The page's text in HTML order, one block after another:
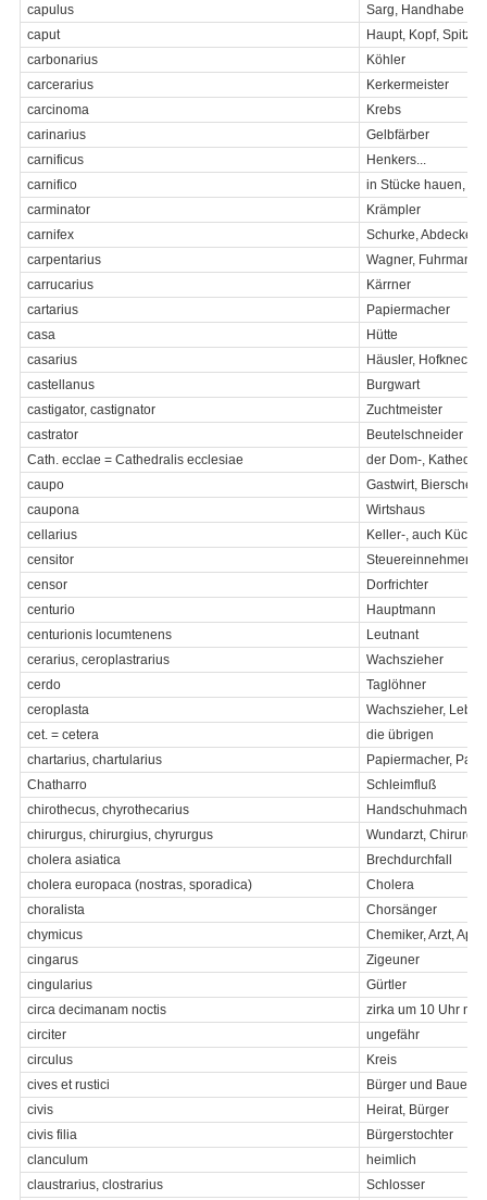
capulus
Sarg, Handhabe
caput
Haupt, Kopf,
carbonarius
Köhler
carcerarius
Kerkermeister
carcinoma
Krebs
carinarius
Gelbfärber
carnificus
Henkers...
carnifico
in Stücke hauen,
carminator
Krämpler
carnifex
Schurke, Abdecker,
carpentarius
Wagner, Fuhrmann,
carrucarius
Kärrner
cartarius
Papiermacher
casa
Hütte
casarius
Häusler, Hofknecht
castellanus
Burgwart
castigator, castignator
Zuchtmeister
castrator
Beutelschneider
Cath. ecclae = Cathedralis ecclesiae
der Dom-,
caupo
Gastwirt,
caupona
Wirtshaus
cellarius
Keller-, auch
censitor
Steuereinnehmer
censor
Dorfrichter
centurio
Hauptmann
centurionis locumtenens
Leutnant
cerarius, ceroplastrarius
Wachszieher
cerdo
Taglöhner
ceroplasta
Wachszieher,
cet. = cetera
die übrigen
chartarius, chartularius
Papiermacher,
Chatharro
Schleimfluß
chirothecus, chyrothecarius
Handschuhmacher
chirurgus, chirurgius, chyrurgus
Wundarzt, Chirurg,
cholera asiatica
Brechdurchfall
cholera europaca (nostras, sporadica)
Cholera
choralista
Chorsänger
chymicus
Chemiker, Arzt,
cingarus
Zigeuner
cingularius
Gürtler
circa decimanam noctis
zirka um 10 Uhr
circiter
ungefähr
circulus
Kreis
cives et rustici
Bürger und Bauern
civis
Heirat, Bürger
civis filia
Bürgerstochter
clanculum
heimlich
claustrarius, clostrarius
Schlosser